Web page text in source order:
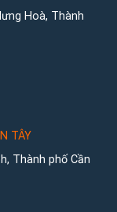
Hoà, Thành
TÂY
Thành phố Cần